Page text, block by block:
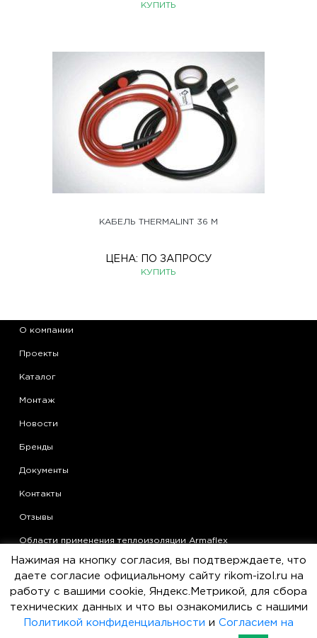
КУПИТЬ
КАБЕЛЬ THERMALINT 36 М
ЦЕНА: ПО ЗАПРОСУ
КУПИТЬ
О компании
Проекты
Каталог
Монтаж
Новости
Бренды
Документы
Контакты
Отзывы
Области применения теплоизоляции Armaflex
Статьи
Политика конфиденциальности
Согласие на обработку персональных данных
Нажимая на кнопку согласия, вы подтверждаете, что
даете согласие официальному сайту rikom-izol.ru на
работу с вашими cookie, Яндекс.Метрикой, для сбора
технических данных и что вы ознакомились с нашими
Политикой конфиденциальности и Согласием на